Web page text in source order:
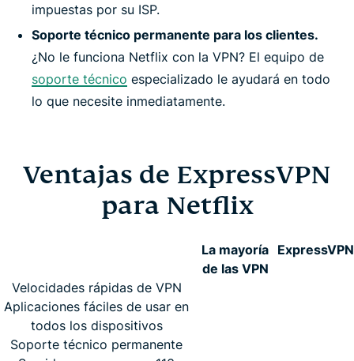
impuestas por su ISP.
Soporte técnico permanente para los clientes.
¿No le funciona Netflix con la VPN? El equipo de
soporte técnico especializado le ayudará en todo
lo que necesite inmediatamente.
Ventajas de ExpressVPN
para Netflix
La mayoría
de las VPN
ExpressVPN
Velocidades rápidas de VPN
Aplicaciones fáciles de usar en
todos los dispositivos
Soporte técnico permanente